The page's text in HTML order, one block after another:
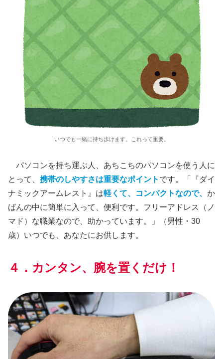
いつでも一緒に持ち歩けます。これって重要。
パソコンを持ち運ぶ人、あちこちのパソコンを使う人に
とって、 携帯のしやすさは重要なポイント です。「『ダイ
ナミックアームレスト』は軽くて、コンパクトなので、 か
ばんの中に簡単に入って、便利です。フリーアドレス（ノ
マド）な職業なので、助かっています。」（男性・30
歳）いつでも、あなたにお供します。
４．カンタン、腕を置くだけ！